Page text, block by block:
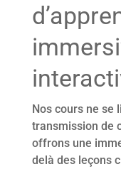
Nos cours ne se
transmission de
offrons une
delà des leçons